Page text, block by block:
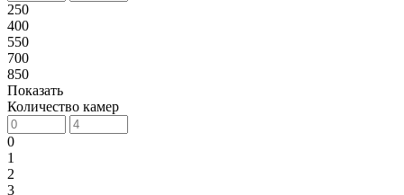
250
400
550
700
850
Показать
Количество камер
0
1
2
3